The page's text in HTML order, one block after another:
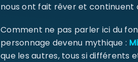
nous ont fait rêver et continuent
Comment ne pas parler ici du
personnage devenu mythique :
que les autres, tous si différents